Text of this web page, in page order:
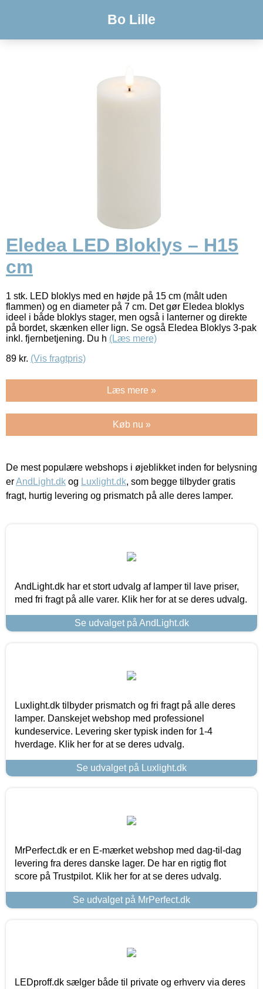
Bo Lille
Eledea LED Bloklys – H15
cm
1 stk. LED bloklys med en højde på 15 cm (målt uden
flammen) og en diameter på 7 cm. Det gør Eledea bloklys
ideel i både bloklys stager, men også i lanterner og direkte
på bordet, skænken eller lign. Se også Eledea Bloklys 3-pak
inkl. fjernbetjening. Du h (Læs mere)
89 kr. (Vis fragtpris)
Læs mere »
Køb nu »
De mest populære webshops i øjeblikket inden for belysning
erAndLight.dk og Luxlight.dk, som begge tilbyder gratis
fragt, hurtig levering og prismatch på alle deres lamper.
AndLight.dk har et stort udvalg af lamper til lave priser,
med fri fragt på alle varer. Klik her for at se deres udvalg.
Se udvalget på AndLight.dk
Luxlight.dk tilbyder prismatch og fri fragt på alle deres
lamper. Danskejet webshop med professionel
kundeservice. Levering sker typisk inden for 1-4
hverdage. Klik her for at se deres udvalg.
Se udvalget på Luxlight.dk
MrPerfect.dk er en E-mærket webshop med dag-til-dag
levering fra deres danske lager. De har en rigtig flot
score på Trustpilot. Klik her for at se deres udvalg.
Se udvalget på MrPerfect.dk
LEDproff.dk sælger både til private og erhverv via deres